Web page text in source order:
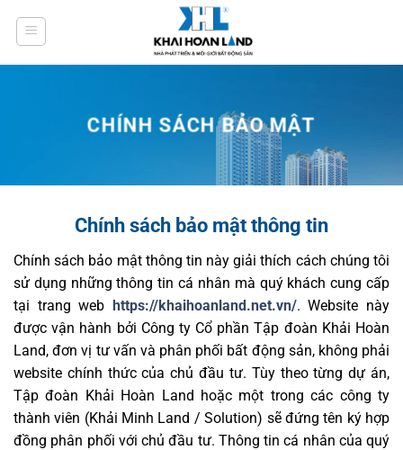
CHÍNH SÁCH BẢO MẬT
Chính sách bảo mật thông tin
Chính sách bảo mật thông tin này giải thích cách chúng tôi
sử dụng những thông tin cá nhân mà quý khách cung cấp
tại trang web https://khaihoanland.net.vn/. Website này
được vận hành bởi Công ty Cổ phần Tập đoàn Khải Hoàn
Land, đơn vị tư vấn và phân phối bất động sản, không phải
website chính thức của chủ đầu tư. Tùy theo từng dự án,
Tập đoàn Khải Hoàn Land hoặc một trong các công ty
thành viên (Khải Minh Land / Solution) sẽ đứng tên ký hợp
đồng phân phối với chủ đầu tư. Thông tin cá nhân của quý